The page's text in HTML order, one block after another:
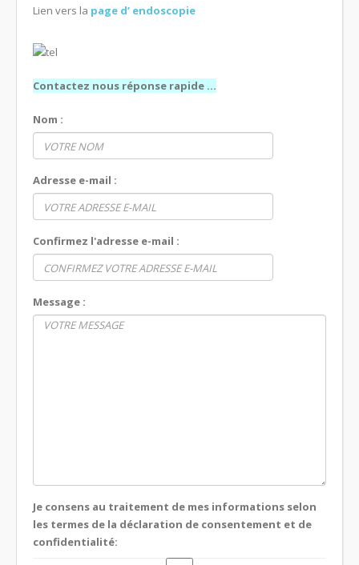
Lien vers la page d’ endoscopie
Contactez nous réponse rapide …
Nom :
Adresse e-mail :
Confirmez l'adresse e-mail :
Message :
Je consens au traitement de mes informations selon
les termes de la déclaration de consentement et de
confidentialité: